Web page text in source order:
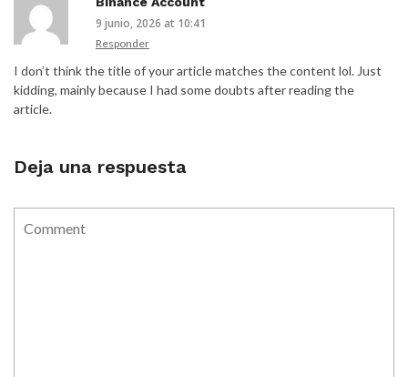
9 junio, 2026 at 10:41
Responder
I don’t think the title of your article matches the content lol. Just
kidding, mainly because I had some doubts after reading the
article.
Deja una respuesta